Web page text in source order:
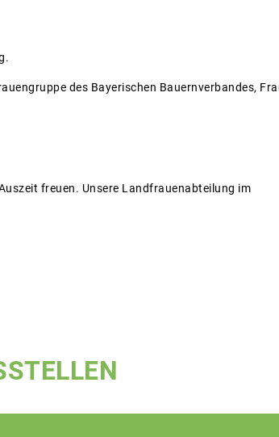
des Bayerischen Bauernverbandes,
freuen. Unsere Landfrauenabteilung im